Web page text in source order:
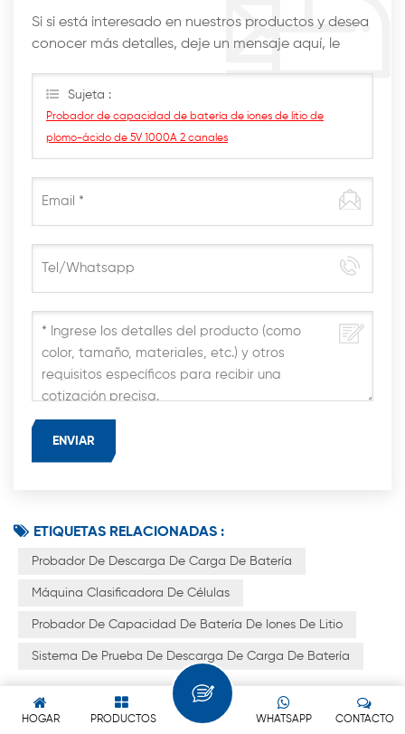
Si si está interesado en nuestros productos y desea
conocer más detalles, deje un mensaje aquí, le
Sujeta :
Probador de capacidad de batería de iones de litio de
plomo-ácido de 5V 1000A 2 canales
ETIQUETAS RELACIONADAS :
Probador De Descarga De Carga De Batería
Máquina Clasificadora De Células
Probador De Capacidad De Batería De Iones De Litio
Sistema De Prueba De Descarga De Carga De Batería
PUBLICACIÓN ANTERIOR
Probador prismático de capacidad de celda de litio
HOGAR PRODUCTOS CONTACTO
WHATSAPP